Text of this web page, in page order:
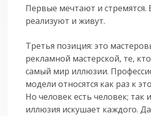
Первые мечтают и стремятся.
реализуют и живут.
Третья позиция: это
рекламной мастерской, те,
самый мир иллюзии.
модели относятся как раз к
Но человек есть человек; так
иллюзия искушает каждого.